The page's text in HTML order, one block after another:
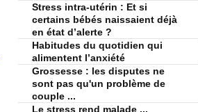
Stress intra-utérin : Et si
certains bébés naissaient déjà
en état d’alerte ?
Habitudes du quotidien qui
alimentent l’anxiété
Grossesse : les disputes ne
sont pas qu'un problème de
couple ...
Le stress rend malade ...